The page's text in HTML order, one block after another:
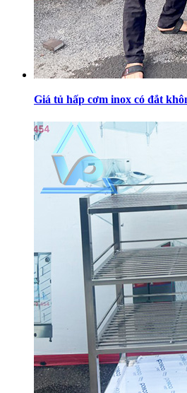
Giá tủ hấp cơm inox có đắt